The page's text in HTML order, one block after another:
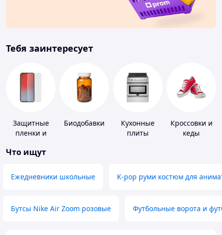
Тебя заинтересует
Защитные
пленки и
портативных
Биодобавки
Кухонные
плиты
Кроссовки и
кеды
Что ищут
Ежедневники школьные K-pop руми костюм для
Бутсы Nike Air Zoom розовые Футбольные ворота и